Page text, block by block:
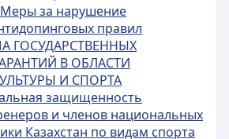
Меры за нарушение
правил
ГОСУДАРСТВЕННЫХ
В ОБЛАСТИ
И СПОРТА
защищенность
и членов национальных
Казахстан по видам спорта